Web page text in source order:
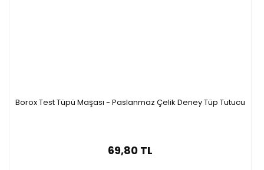
Borox Test Tüpü Maşası - Paslanmaz Çelik Deney Tüp Tutucu
69,80 TL